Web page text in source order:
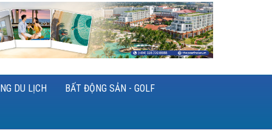
DU LỊCH BẤT ĐỘNG SẢN - GOLF